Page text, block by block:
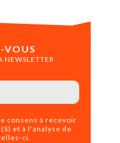
VOUS
NEWSLETTER
consens à recevoir
et à l'analyse de
ci.